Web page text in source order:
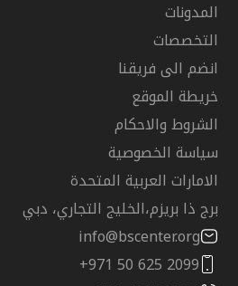
المدونات
التخصصات
انضم الى فريقنا
خريطة الموقع
الشروط والاحكام
سياسة الخصوصية
الامارات العربية المتحدة
برج ذا بريزم،الخليج التجاري، دبي
info@bscenter.org
+971 50 625 2099